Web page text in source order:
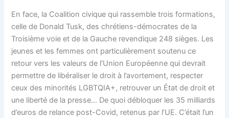
En face, la Coalition civique qui rassemble trois formations,
celle de Donald Tusk, des chrétiens-démocrates de la
Troisième voie et de la Gauche revendique 248 sièges. Les
jeunes et les femmes ont particulièrement soutenu ce
retour vers les valeurs de l’Union Européenne qui devrait
permettre de libéraliser le droit à l’avortement, respecter
ceux des minorités LGBTQIA+, retrouver un État de droit et
une liberté de la presse… De quoi débloquer les 35 milliards
d’euros de relance post-Covid, retenus par l’UE. C’était l’un